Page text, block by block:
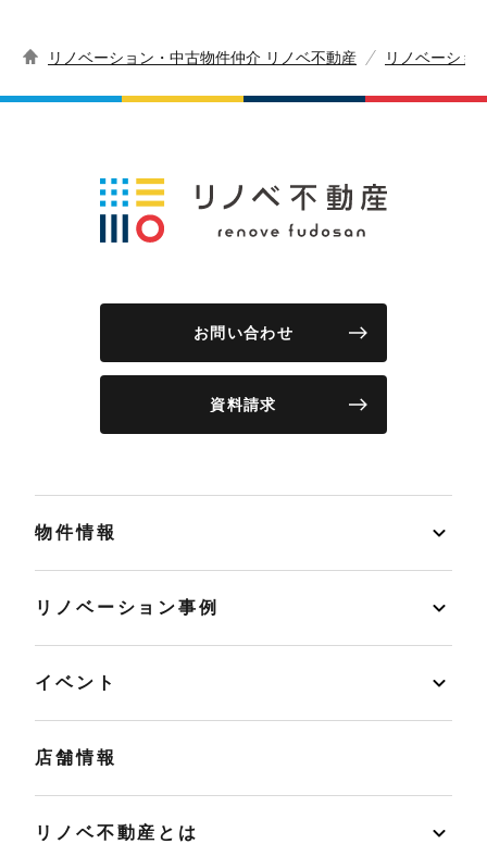
リノベーション・中古物件仲介 リノベ不動産 リノベーショ
お問い合わせ
資料請求
物件情報
リノベーション事例
イベント
店舗情報
リノベ不動産とは